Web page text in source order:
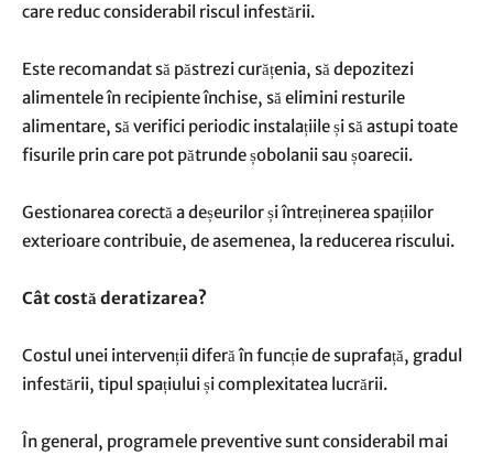
care reduc considerabil riscul infestării.
Este recomandat să păstrezi curățenia, să depozitezi
alimentele în recipiente închise, să elimini resturile
alimentare, să verifici periodic instalațiile și să astupi toate
fisurile prin care pot pătrunde șobolanii sau șoarecii.
Gestionarea corectă a deșeurilor și întreținerea spațiilor
exterioare contribuie, de asemenea, la reducerea riscului.
Cât costă deratizarea?
Costul unei intervenții diferă în funcție de suprafață, gradul
infestării, tipul spațiului și complexitatea lucrării.
În general, programele preventive sunt considerabil mai